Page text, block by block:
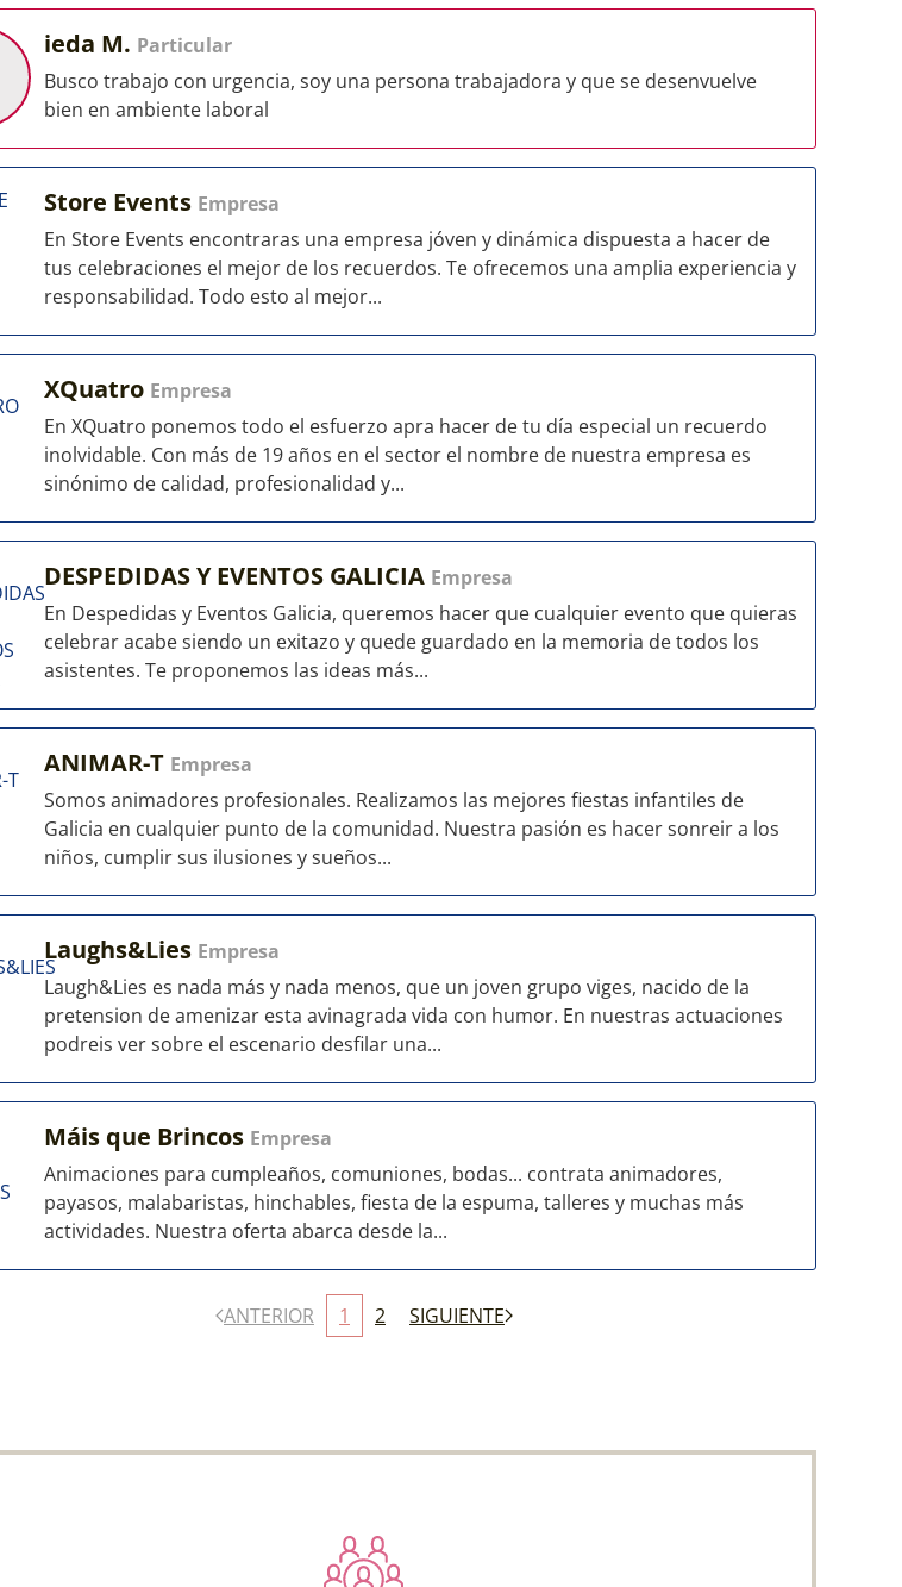
ieda M. Particular
Busco trabajo con urgencia, soy una persona trabajadora y que se desenvuelve
bien en ambiente laboral
Store Events Empresa
En Store Events encontraras una empresa jóven y dinámica dispuesta a hacer de
tus celebraciones el mejor de los recuerdos. Te ofrecemos una amplia experiencia y
responsabilidad. Todo esto al mejor...
XQuatro Empresa
En XQuatro ponemos todo el esfuerzo apra hacer de tu día especial un recuerdo
inolvidable. Con más de 19 años en el sector el nombre de nuestra empresa es
sinónimo de calidad, profesionalidad y...
DESPEDIDAS Y EVENTOS GALICIA Empresa
En Despedidas y Eventos Galicia, queremos hacer que cualquier evento que quieras
celebrar acabe siendo un exitazo y quede guardado en la memoria de todos los
asistentes. Te proponemos las ideas más...
ANIMAR-T Empresa
Somos animadores profesionales. Realizamos las mejores fiestas infantiles de
Galicia en cualquier punto de la comunidad. Nuestra pasión es hacer sonreir a los
niños, cumplir sus ilusiones y sueños...
Laughs&Lies Empresa
Laugh&Lies es nada más y nada menos, que un joven grupo viges, nacido de la
pretension de amenizar esta avinagrada vida con humor. En nuestras actuaciones
podreis ver sobre el escenario desfilar una...
Máis que Brincos Empresa
Animaciones para cumpleaños, comuniones, bodas... contrata animadores,
payasos, malabaristas, hinchables, fiesta de la espuma, talleres y muchas más
actividades. Nuestra oferta abarca desde la...
ANTERIOR 1 2 SIGUIENTE